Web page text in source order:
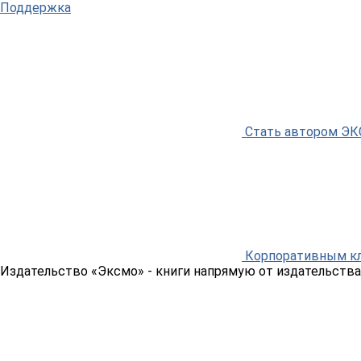
Поддержка
Стать автором
Корпоративным
Издательство «Эксмо» - книги напрямую от издательства